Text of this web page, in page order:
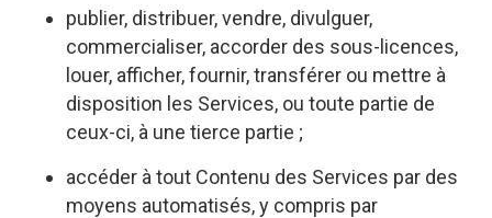
publier, distribuer, vendre, divulguer,
commercialiser, accorder des sous-licences,
louer, afficher, fournir, transférer ou mettre à
disposition les Services, ou toute partie de
ceux-ci, à une tierce partie ;
accéder à tout Contenu des Services par des
moyens automatisés, y compris par